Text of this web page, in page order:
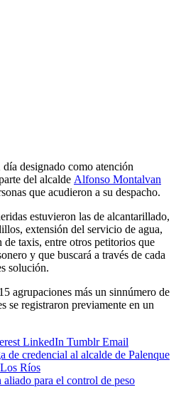
designado como atención
del alcalde Alfonso Montalvan
que acudieron a su despacho.
estuvieron las de alcantarillado,
extensión del servicio de agua,
taxis, entre otros petitorios que
y que buscará a través de cada
solución.
agrupaciones más un sinnúmero de
se registraron previamente en un
LinkedIn Tumblr Email
de credencial al alcalde de Palenque
Ríos
aliado para el control de peso